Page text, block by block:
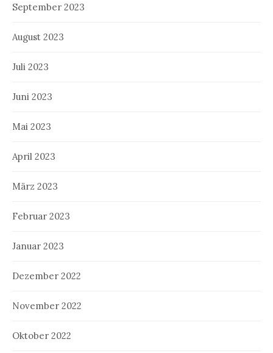
September 2023
August 2023
Juli 2023
Juni 2023
Mai 2023
April 2023
März 2023
Februar 2023
Januar 2023
Dezember 2022
November 2022
Oktober 2022